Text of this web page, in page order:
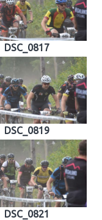
DSC_0817
DSC_0819
DSC_0821